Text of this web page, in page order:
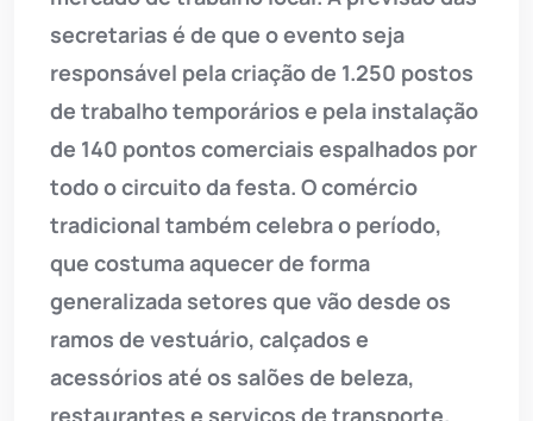
secretarias é de que o evento seja
responsável pela criação de 1.250 postos
de trabalho temporários e pela instalação
de 140 pontos comerciais espalhados por
todo o circuito da festa. O comércio
tradicional também celebra o período,
que costuma aquecer de forma
generalizada setores que vão desde os
ramos de vestuário, calçados e
acessórios até os salões de beleza,